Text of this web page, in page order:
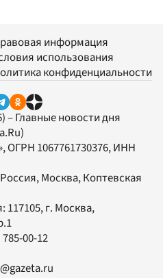
информация
использования
конфиденциальности
– Главные новости дня
, ОГРН 1067761730376, ИНН
Москва, Коптевская
117105, г. Москва,
785-00-12